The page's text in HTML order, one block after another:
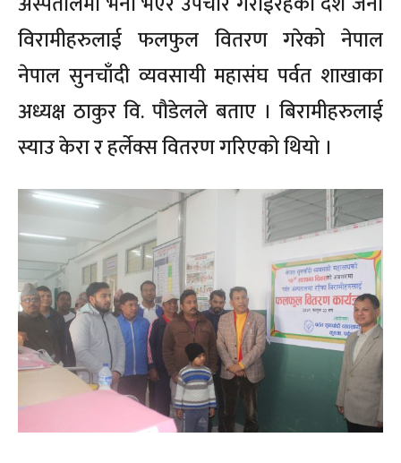
विरामीहरुलाई फलफुल वितरण गरेको नेपाल
नेपाल सुनचाँदी व्यवसायी महासंघ पर्वत शाखाका
अध्यक्ष ठाकुर वि. पौडेलले बताए । बिरामीहरुलाई
स्याउ केरा र हर्लेक्स वितरण गरिएको थियो ।